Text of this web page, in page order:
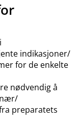
indikasjoner​/​
for de enkelte
nødvendig å
preparatets